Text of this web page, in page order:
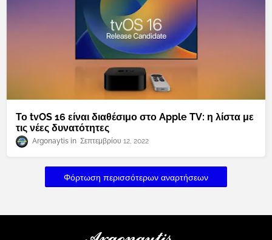
Το tvOS 16 είναι διαθέσιμο στο Apple TV: η λίστα με
τις νέες δυνατότητες
Argonaytis Σεπτεμβρίου 12, 2022
Φόρτωση περισσότερων αναρτήσεων